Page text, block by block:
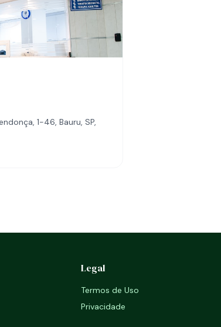
1-46, Bauru, SP,
Legal
Termos de Uso
Privacidade